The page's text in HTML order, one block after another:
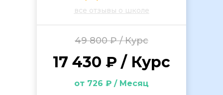
все отзывы о школе
49 800 ₽ / Курс
17 430 ₽ / Курс
от 726 ₽ / Месяц
ОСТАВИТЬ ОТЗЫВ